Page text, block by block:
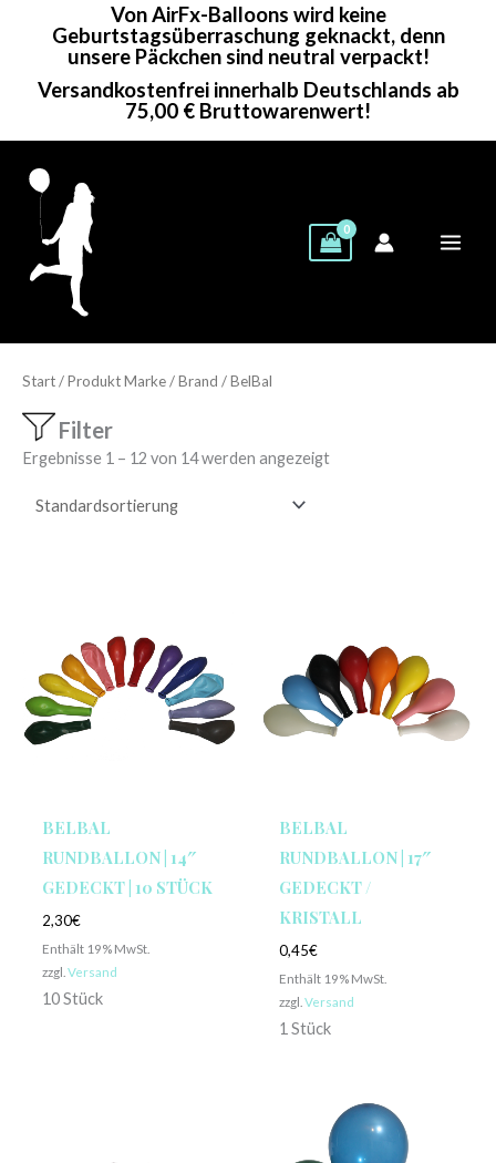
Von AirFx-Balloons wird keine
Geburtstagsüberraschung geknackt, denn
unsere Päckchen sind neutral verpackt!
Versandkostenfrei innerhalb Deutschlands ab
75,00 € Bruttowarenwert!
Start/ Produkt Marke / Brand / BelBal
Filter
Showing 1–14 of 14 results
BELBAL
RUNDBALLON | 14″
GEDECKT | 10 STÜCK
2,30€
Enthält 19% MwSt.
zzgl. Versand
10 Stück
BELBAL
RUNDBALLON | 17″
GEDECKT /
KRISTALL
0,45€
Enthält 19% MwSt.
zzgl. Versand
1 Stück